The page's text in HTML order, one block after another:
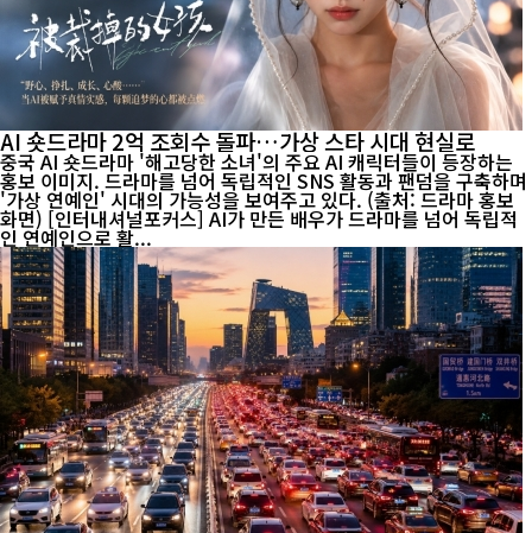
AI 숏드라마 2억 조회수 돌파…가상 스타 시대 현실로
중국 AI 숏드라마 '해고당한 소녀'의 주요 AI 캐릭터들이 등장하는
홍보 이미지. 드라마를 넘어 독립적인 SNS 활동과 팬덤을 구축하며
'가상 연예인' 시대의 가능성을 보여주고 있다. (출처: 드라마 홍보
화면) [인터내셔널포커스] AI가 만든 배우가 드라마를 넘어 독립적
인 연예인으로 활...